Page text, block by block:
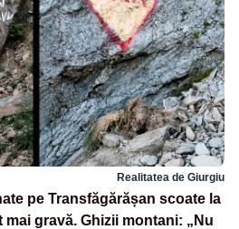
Realitatea de Giurgiu
pe Transfăgărășan scoate la
gravă. Ghizii montani: „Nu